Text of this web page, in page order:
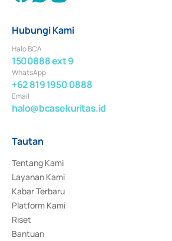
Hubungi Kami
Halo BCA
1500888 ext 9
WhatsApp
+62 819 1950 0888
Email
halo@bcasekuritas.id
Tautan
Tentang Kami
Layanan Kami
Kabar Terbaru
Platform Kami
Riset
Bantuan